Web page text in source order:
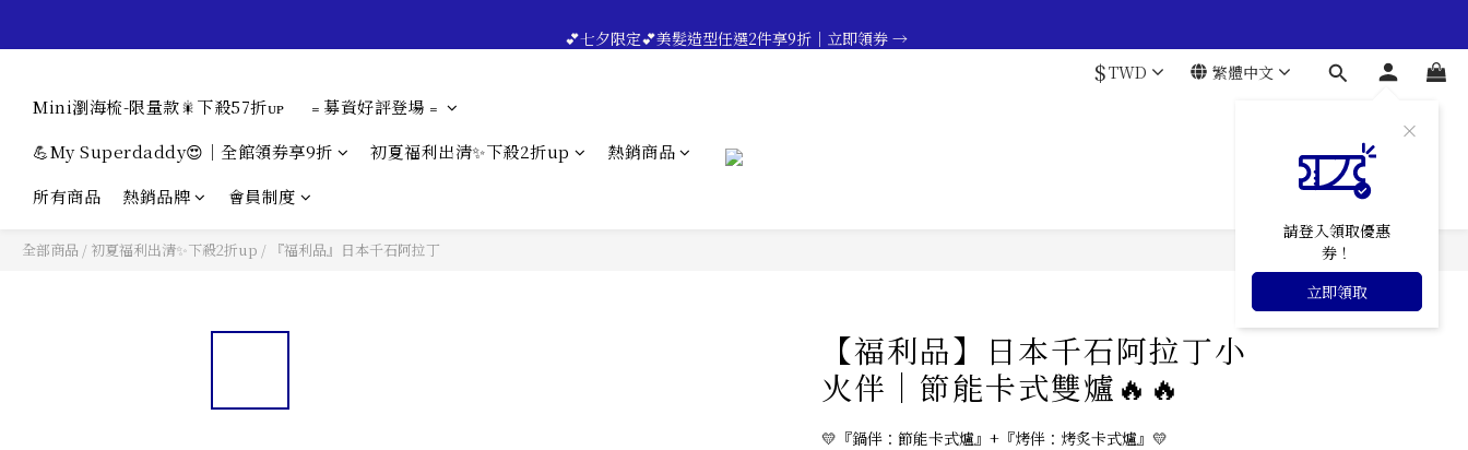
$TWD 繁體中文
請登入領取優惠
券！
立即領取
Mini瀏海梳-限量款🎇下殺57折ᴜᴘ
﹦募資好評登場﹦
💪My Superdaddy😍｜全館領券享9折
初夏福利出清✨下殺2折up
熱銷商品
所有商品
熱銷品牌 會員制度
全部商品 / 初夏福利出清✨下殺2折up / 『福利品』日本千石阿拉丁
【福利品】日本千石阿拉丁小
火伴｜節能卡式雙爐🔥🔥
💛『鍋伴：節能卡式爐』+『烤伴：烤炙卡式爐』💛